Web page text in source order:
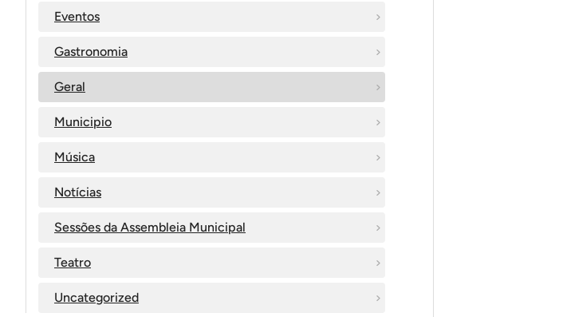
Eventos
Gastronomia
Geral
Municipio
Música
Notícias
Sessões da Assembleia Municipal
Teatro
Uncategorized